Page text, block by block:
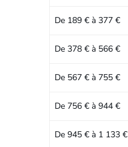
De 189 € à 377 €
De 378 € à 566 €
De 567 € à 755 €
De 756 € à 944 €
De 945 € à 1 133 €